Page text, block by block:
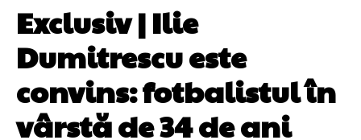
Exclusiv | Ilie
Dumitrescu este
convins: fotbalistul în
vârstă de 34 de ani